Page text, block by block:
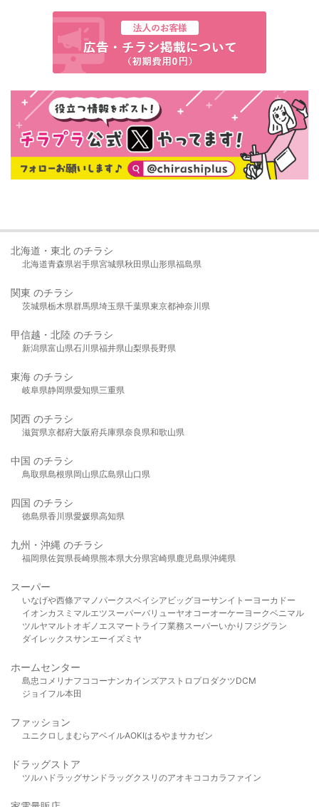
北海道・東北 のチラシ
北海道青森県岩手県宮城県秋田県山形県福島県
関東 のチラシ
茨城県栃木県群馬県埼玉県千葉県東京都神奈川県
甲信越・北陸 のチラシ
新潟県富山県石川県福井県山梨県長野県
東海 のチラシ
岐阜県静岡県愛知県三重県
関西 のチラシ
滋賀県京都府大阪府兵庫県奈良県和歌山県
中国 のチラシ
鳥取県島根県岡山県広島県山口県
四国 のチラシ
徳島県香川県愛媛県高知県
九州・沖縄 のチラシ
福岡県佐賀県長崎県熊本県大分県宮崎県鹿児島県沖縄県
スーパー
いなげや西條アマノパークスベイシア ビッグヨーサンイトーヨーカドー
イオンカスミ マルエツスーパーバリューヤオコーオーケー ヨークベニマル
ツルヤマルト オギノ エスマート ライフ業務スーパーいかり フジグラン
ダイレックスサンエーイズミヤ
ホームセンター
島忠 コメリ ナフコ コーナンカインズアストロプロダクツDCM
ジョイフル本田
ファッション
ユニクロ しまむら アベイルAOKIはるやま サカゼン
ドラッグストア
ツルハドラッグサンドラッグクスリのアオキ ココカラファイン